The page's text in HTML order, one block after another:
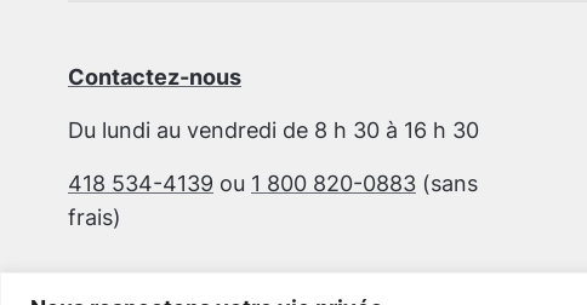
Contactez-nous
Du lundi au vendredi de 8 h 30 à 16 h 30
418 534-4139 ou 1 800 820-0883 (sans
frais)